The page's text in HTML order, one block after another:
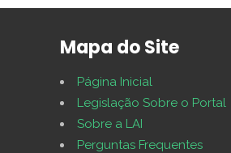
Mapa do Site
Página Inicial
Legislação Sobre o Portal
Sobre a LAI
Perguntas Frequentes